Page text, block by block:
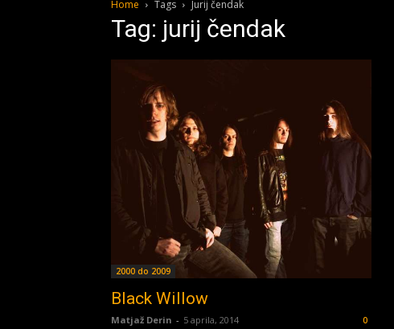
Home Tags Jurij čendak
Tag: jurij čendak
2000 do 2009
Black Willow
Matjaž Derin - 5 aprila, 2014 0